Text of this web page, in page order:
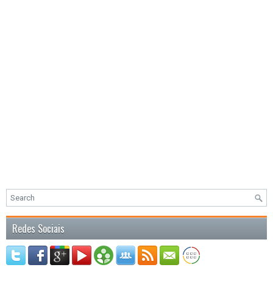
Redes Sociais